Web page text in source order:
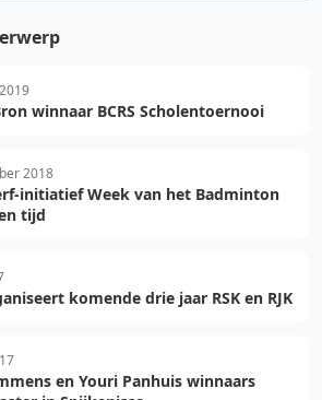
winnaar BCRS Scholentoernooi
2018
initiatief Week van het Badminton
tijd
komende drie jaar RSK en RJK
en Youri Panhuis winnaars